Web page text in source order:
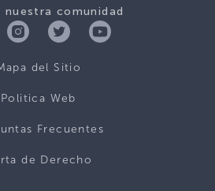
nuestra comunidad
del Sitio
Politica Web
Frecuentes
de Derecho